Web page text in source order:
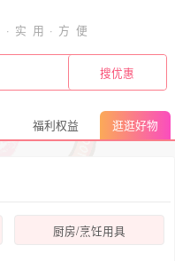
福利权益 逛逛好物
厨房/烹饪用具